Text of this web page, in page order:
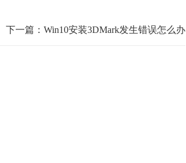
下一篇：Win10安装3DMark发生错误怎么办